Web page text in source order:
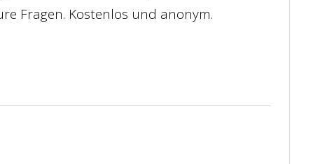
Fragen. Kostenlos und anonym.